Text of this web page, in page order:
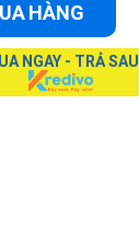
HÀNG
NGAY - TRẢ SAU